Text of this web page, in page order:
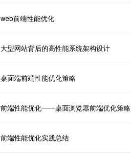
web前端性能优化
大型网站背后的高性能系统架构设计
桌面端前端性能优化策略
前端性能优化——桌面浏览器前端优化策略
前端性能优化实践总结